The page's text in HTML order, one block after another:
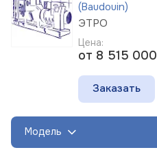
(Baudouin)
ЭТРО
Цена:
от 8 515 000
Заказать
Модель